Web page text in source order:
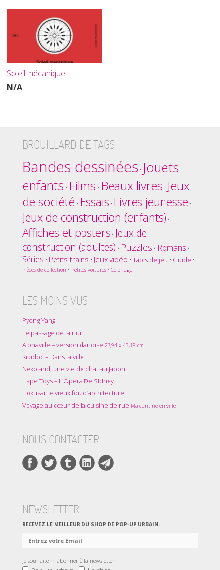
Soleil mécanique
N/A
BROUILLARD DE TAGS
Bandes dessinées• Jouets
enfants • Films • Beaux livres • Jeux
de société • Essais • Livres jeunesse •
Jeux de construction (enfants) •
Affiches et posters • Jeux de
construction (adultes) • Puzzles • Romans •
Séries • Petits trains • Jeux vidéo • Tapis de jeu • Guide •
Pièces de collection • Petites voitures• Coloriage
LES MOINS VUS
Pyong Yang
Le passage de la nuit
Alphaville – version danoise 27,94 x 43,18 cm
Kididoc – Dans la ville
Nekoland, une vie de chat au Japon
Hape Toys – L’Opéra De Sidney
Hokusai, le vieux fou d’architecture
Voyage au cœur de la cuisine de rue Ma cantine en ville
NOUS CONTACTER
NEWSLETTER
RECEVEZ LE MEILLEUR DU SHOP DE POP‑UP URBAIN.
Je souhaite m'abonner à la newsletter :